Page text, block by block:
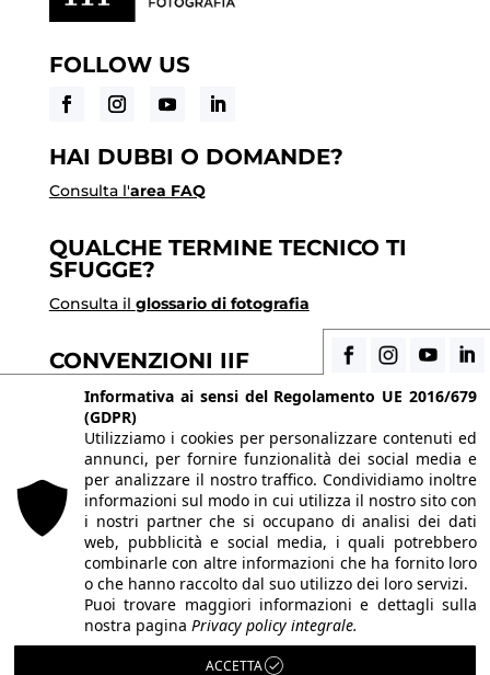
FOLLOW US
HAI DUBBI O DOMANDE?
Consulta l'area FAQ
QUALCHE TERMINE TECNICO TI
SFUGGE?
Consulta il glossario di fotografia
CONVENZIONI IIF
Scopri i vantaggi di essere uno studente di IIF
© 2026 Istituto Italiano di Fotografia® srl, Via
Enrico Caviglia 3, 20139 Milano | Tel 02/58107623 -
02/58107139
P.IVA IT10863240155 | PECiifmilano@pec.it| REA
MI-1415688 | Capitale sociale € 10.400,00 I.V.
Le immagini del sito sono utilizzate su licenza dei
rispettivi autori. Powered byShareNow!.
Informativa ai sensi del Regolamento UE 2016/679
(GDPR)
Utilizziamo i cookies per personalizzare contenuti ed
annunci, per fornire funzionalità dei social media e
per analizzare il nostro traffico. Condividiamo inoltre
informazioni sul modo in cui utilizza il nostro sito con
i nostri partner che si occupano di analisi dei dati
web, pubblicità e social media, i quali potrebbero
combinarle con altre informazioni che ha fornito loro
o che hanno raccolto dal suo utilizzo dei loro servizi.
Puoi trovare maggiori informazioni e dettagli sulla
nostra pagina Privacy policy integrale.
ACCETTA